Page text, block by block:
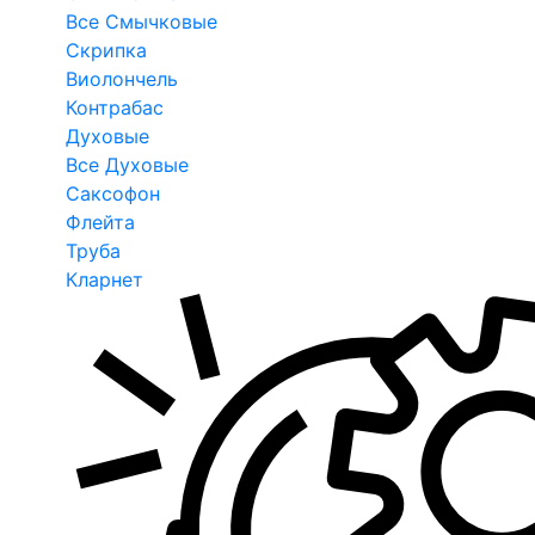
Все Смычковые
Скрипка
Виолончель
Контрабас
Духовые
Все Духовые
Саксофон
Флейта
Труба
Кларнет